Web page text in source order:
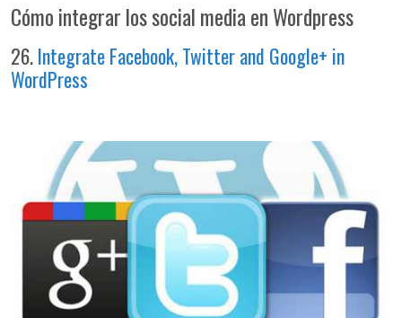
Cómo integrar los social media en Wordpress
26.Integrate Facebook, Twitter and Google+ in
WordPress